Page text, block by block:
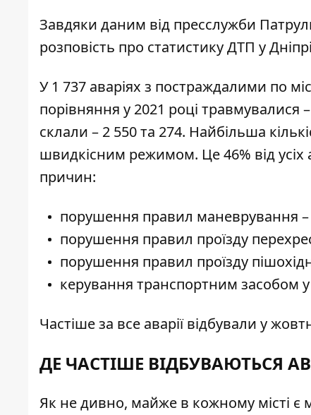
Завдяки даним від пресслужби
розповість про статистикуДТП у
У 1 737 аваріях з постраждалими по
порівняння у 2021 році травмувалися
склали – 2 550 та 274. Найбільша
швидкісним режимом. Це 46% від
причин:
порушення правил маневрування
порушення правил проїзду
порушення правил проїзду
керування транспортним засобом
Частіше за все аварії відбували у
ДЕ ЧАСТІШЕ ВІДБУВАЮТЬСЯ
Як не дивно, майже в кожному місті є